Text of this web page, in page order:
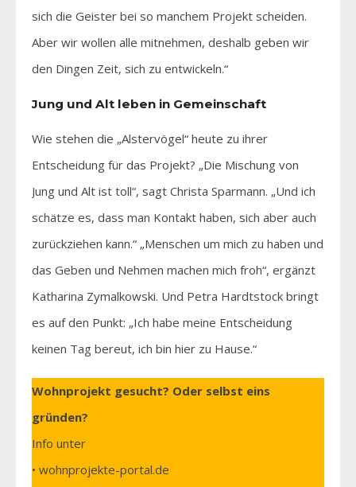
sich die Geister bei so manchem Projekt scheiden.
Aber wir wollen alle mitnehmen, deshalb geben wir
den Dingen Zeit, sich zu entwickeln.“
Jung und Alt leben in Gemeinschaft
Wie stehen die „Alstervögel“ heute zu ihrer
Entscheidung für das Projekt? „Die Mischung von
Jung und Alt ist toll“, sagt Christa Sparmann. „Und ich
schätze es, dass man Kontakt haben, sich aber auch
zurückziehen kann.“ „Menschen um mich zu haben und
das Geben und Nehmen machen mich froh“, ergänzt
Katharina Zymalkowski. Und Petra Hardtstock bringt
es auf den Punkt: „Ich habe meine Entscheidung
keinen Tag bereut, ich bin hier zu Hause.“
Wohnprojekt gesucht? Oder selbst eins
gründen?
Info unter
• wohnprojekte-portal.de